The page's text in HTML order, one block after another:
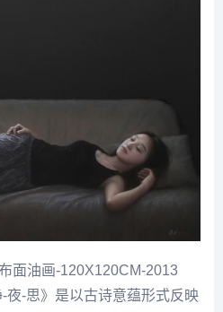
面油画-120X120CM-2013
夜-思》是以古诗意蕴形式反映